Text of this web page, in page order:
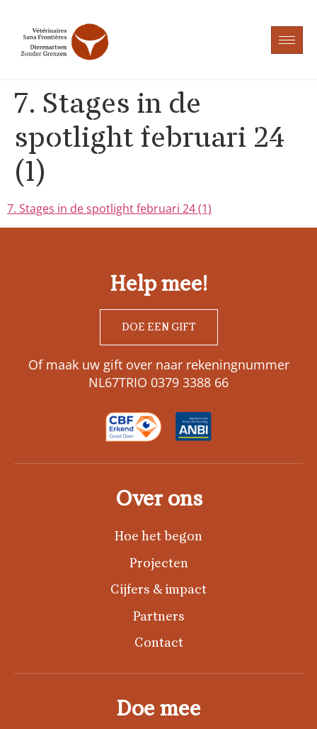
7. Stages in de
spotlight februari 24
(1)
7. Stages in de spotlight februari 24 (1)
Help mee!
DOE EEN GIFT
Of maak uw gift over naar rekeningnummer
NL67TRIO 0379 3388 66
Over ons
Hoe het begon
Projecten
Cijfers & impact
Partners
Contact
Doe mee